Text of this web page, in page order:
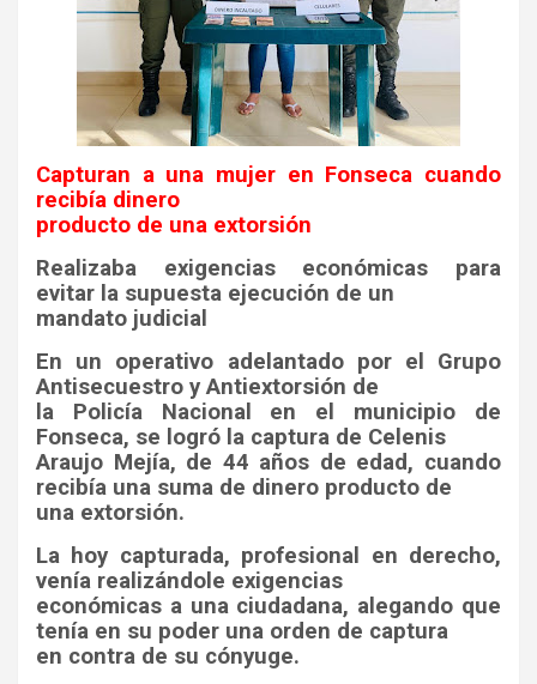
Capturan a una mujer en Fonseca cuando
recibía dinero
producto de una extorsión
Realizaba exigencias económicas para
evitar la supuesta ejecución de un
mandato judicial
En un operativo adelantado por el Grupo
Antisecuestro y Antiextorsión de
la Policía Nacional en el municipio de
Fonseca, se logró la captura de Celenis
Araujo Mejía, de 44 años de edad, cuando
recibía una suma de dinero producto de
una extorsión.
La hoy capturada, profesional en derecho,
venía realizándole exigencias
económicas a una ciudadana, alegando que
tenía en su poder una orden de captura
en contra de su cónyuge.